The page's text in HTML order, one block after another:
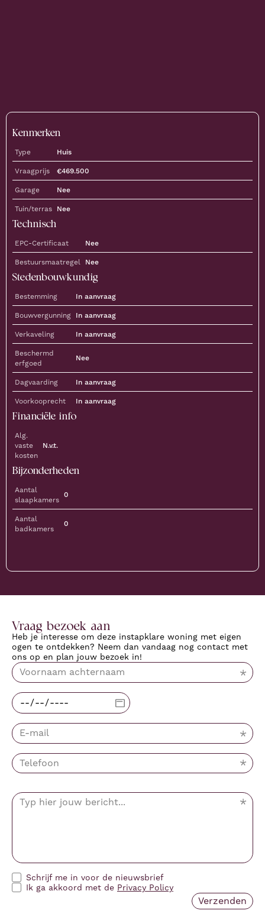
Kenmerken
Type Huis
Vraagprijs €469.500
Garage Nee
Tuin/terras Nee
Technisch
EPC-Certificaat Nee
Bestuursmaatregel Nee
Stedenbouwkundig
Bestemming In aanvraag
Bouwvergunning In aanvraag
Verkaveling In aanvraag
Beschermd
erfgoed
Nee
Dagvaarding In aanvraag
Voorkooprecht In aanvraag
Financiële info
Alg.
vaste
kosten
N.v.t.
Bijzonderheden
Aantal
slaapkamers
0
Aantal
badkamers
0
Vraag bezoek aan
Heb je interesse om deze instapklare woning met eigen
ogen te ontdekken? Neem dan vandaag nog contact met
ons op en plan jouw bezoek in!
Schrijf me in voor de nieuwsbrief
Ik ga akkoord met de Privacy Policy